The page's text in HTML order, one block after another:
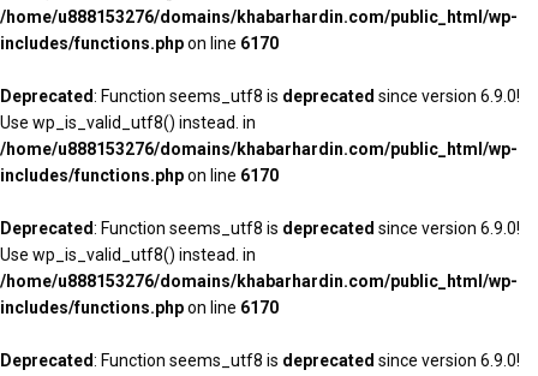
/home/u888153276/domains/khabarhardin.com/public_html/wp-
includes/functions.phpon line 6170
Deprecated: Function seems_utf8 is deprecated since version 6.9.0!
Use wp_is_valid_utf8() instead. in
/home/u888153276/domains/khabarhardin.com/public_html/wp-
includes/functions.phpon line 6170
Deprecated: Function seems_utf8 is deprecated since version 6.9.0!
Use wp_is_valid_utf8() instead. in
/home/u888153276/domains/khabarhardin.com/public_html/wp-
includes/functions.phpon line 6170
Deprecated: Function seems_utf8 is deprecated since version 6.9.0!